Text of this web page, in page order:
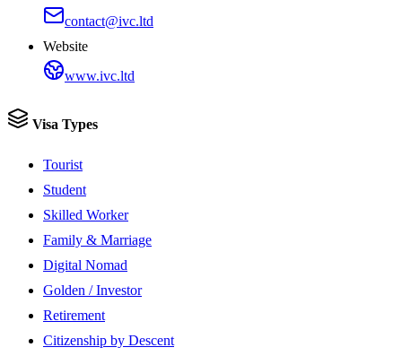
contact@ivc.ltd
Website
www.ivc.ltd
Visa Types
Tourist
Student
Skilled Worker
Family & Marriage
Digital Nomad
Golden / Investor
Retirement
Citizenship by Descent